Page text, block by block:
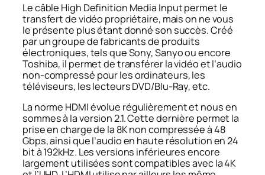
Le câble High Definition Media Inputpermet le
transfert de vidéo propriétaire, mais on ne vous
le présente plus étant donné son succès. Créé
par un groupe de fabricants de produits
électroniques, tels que Sony, Sanyo ou encore
Toshiba, il permet de transférer la vidéo et l’audio
non-compressé pour les ordinateurs, les
téléviseurs, les lecteurs DVD/Blu-Ray, etc.
La norme HDMI évolue régulièrement et nous en
sommes à la version 2.1. Cette dernière permet la
prise en charge de la 8K non compressée à 48
Gbps, ainsi que l’audio en haute résolution en 24
bit à 192kHz. Les versions inférieures encore
largement utilisées sont compatibles avec la 4K